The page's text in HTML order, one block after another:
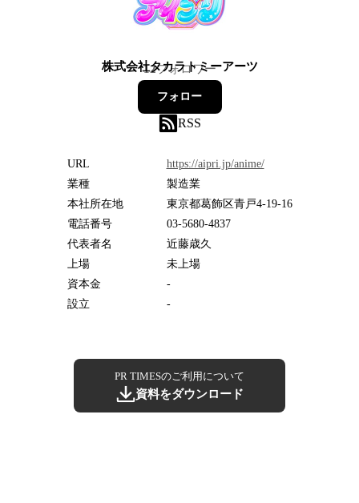
株式会社タカラトミーアーツ
12フォロワー
フォロー
RSS
URL
https://aipri.jp/anime/
業種
製造業
本社所在地
東京都葛飾区青戸4-19-16
電話番号
03-5680-4837
代表者名
近藤歳久
上場
未上場
資本金
-
設立
-
PR TIMESのご利用について
資料をダウンロード